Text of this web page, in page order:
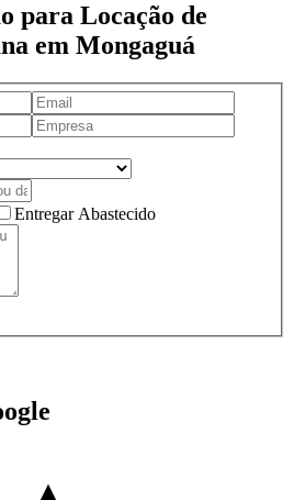
para Locação de
em Mongaguá
Entregar Abastecido